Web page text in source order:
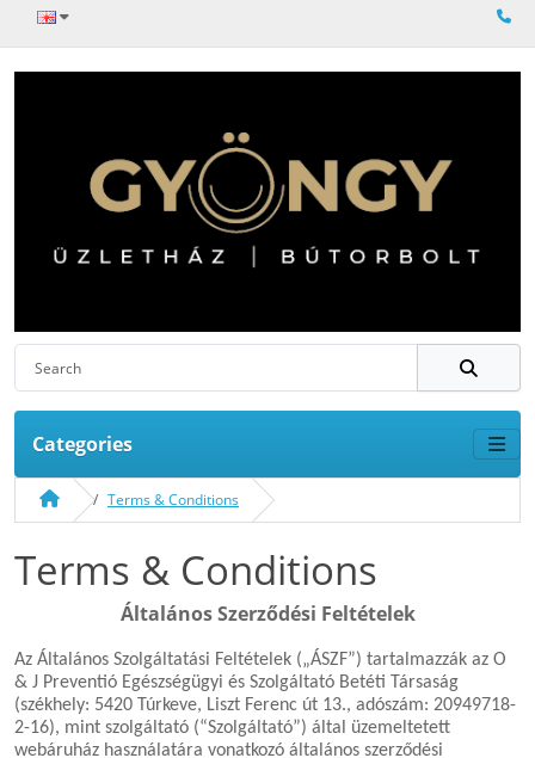
Categories
Terms & Conditions
Terms & Conditions
Általános Szerződési Feltételek
Az Általános Szolgáltatási Feltételek („ÁSZF”) tartalmazzák az O
& J Preventió Egészségügyi és Szolgáltató Betéti Társaság
(székhely: 5420 Túrkeve, Liszt Ferenc út 13., adószám: 20949718-
2-16), mint szolgáltató (“Szolgáltató”) által üzemeltetett
webáruház használatára vonatkozó általános szerződési